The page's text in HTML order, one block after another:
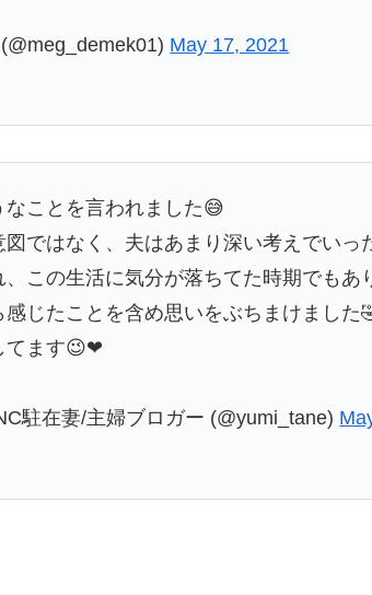
May 17, 2021
ことを言われました😅
ではなく、夫はあまり深い考えでいっ
この生活に気分が落ちてた時期でもあ
じたことを含め思いをぶちまけました
てます😉❤
在妻/主婦ブロガー (@yumi_tane)